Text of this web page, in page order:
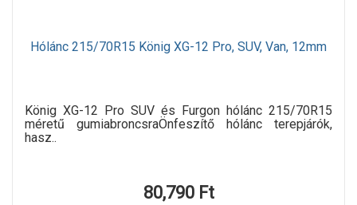
Hólánc 215/70R15 König XG-12 Pro, SUV, Van, 12mm
König XG-12 Pro SUV és Furgon hólánc 215/70R15
méretű gumiabroncsraÖnfeszítő hólánc terepjárók,
hasz..
80,790 Ft